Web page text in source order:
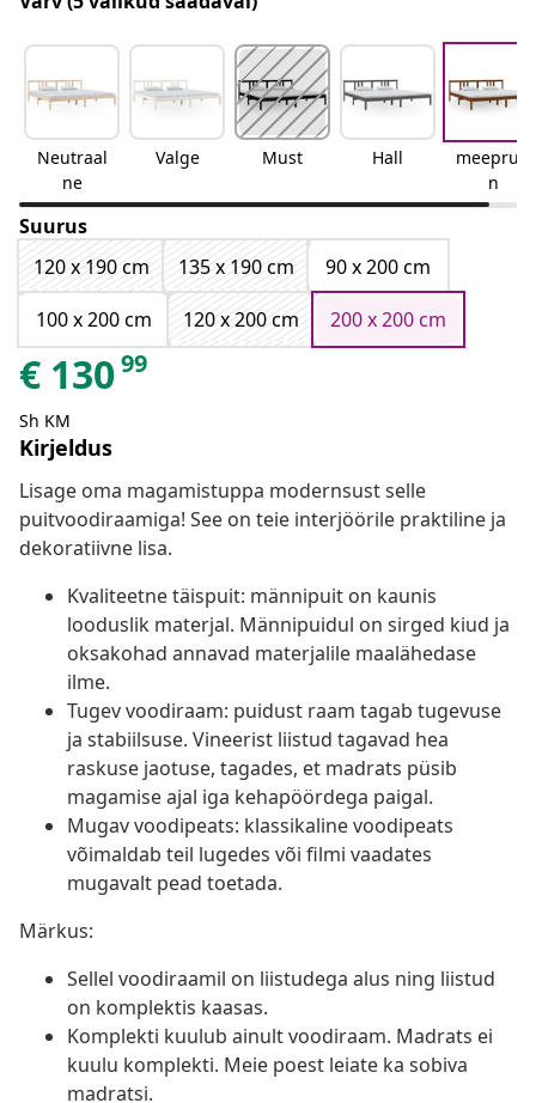
Neutraal
ne
Valge Must Hall
meepruu
n
Suurus
120 x 190 cm
135 x 190 cm
90 x 200 cm
100 x 200 cm
120 x 200 cm 200 x 200 cm
€ 13099
Sh KM
Kirjeldus
Lisage oma magamistuppa modernsust selle
puitvoodiraamiga! See on teie interjöörile praktiline ja
dekoratiivne lisa.
Kvaliteetne täispuit: männipuit on kaunis
looduslik materjal. Männipuidul on sirged kiud ja
oksakohad annavad materjalile maalähedase
ilme.
Tugev voodiraam: puidust raam tagab tugevuse
ja stabiilsuse. Vineerist liistud tagavad hea
raskuse jaotuse, tagades, et madrats püsib
magamise ajal iga kehapöördega paigal.
Mugav voodipeats: klassikaline voodipeats
võimaldab teil lugedes või filmi vaadates
mugavalt pead toetada.
Märkus:
Sellel voodiraamil on liistudega alus ning liistud
on komplektis kaasas.
Komplekti kuulub ainult voodiraam. Madrats ei
kuulu komplekti. Meie poest leiate ka sobiva
madratsi.